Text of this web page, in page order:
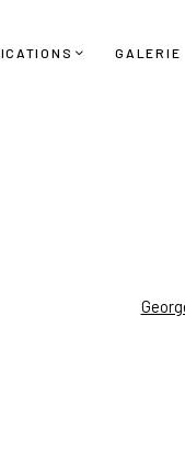
GALERIE